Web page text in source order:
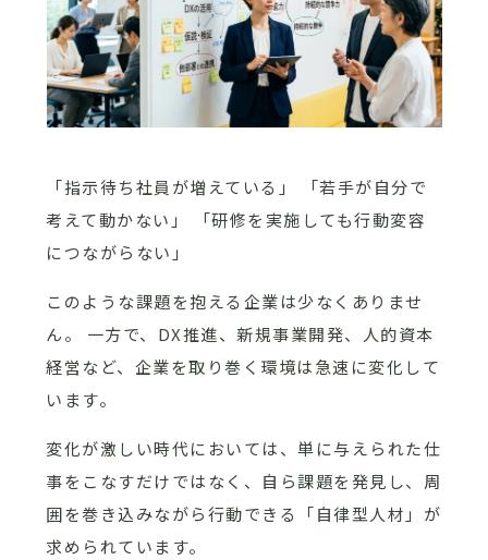
「指示待ち社員が増えている」 「若手が自分で
考えて動かない」 「研修を実施しても行動変容
につながらない」
このような課題を抱える企業は少なくありませ
ん。 一方で、DX推進、新規事業開発、人的資本
経営など、企業を取り巻く環境は急速に変化して
います。
変化が激しい時代においては、単に与えられた仕
事をこなすだけではなく、自ら課題を発見し、周
囲を巻き込みながら行動できる「自律型人材」が
求められています。